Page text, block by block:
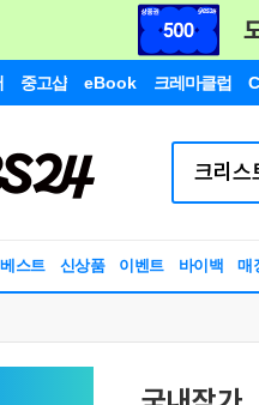
중고샵 eBook 크레마클럽
베스트 신상품 이벤트 바이백 매